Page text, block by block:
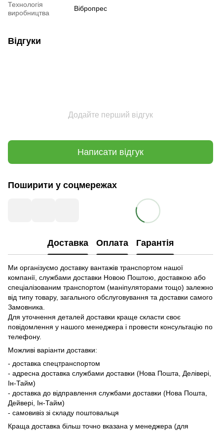
Технологія
виробництва
Вібропрес
Відгуки
Додайте перший відгук
Написати відгук
Поширити у соцмережах
Доставка Оплата Гарантія
Ми організуємо доставку вантажів транспортом нашої
компанії, службами доставки Новою Поштою, доставкою або
спеціалізованим транспортом (маніпуляторами тощо) залежно
від типу товару, загального обслуговування та доставки самого
Замовника.
Для уточнення деталей доставки краще скласти своє
повідомлення у нашого менеджера і провести консультацію по
телефону.
Можливі варіанти доставки:
- доставка спецтранспортом
- адресна доставка службами доставки (Нова Пошта, Делівері,
Ін-Тайм)
- доставка до відправлення службами доставки (Нова Пошта,
Дейвері, Ін-Тайм)
- самовивіз зі складу поштовальця
Краща доставка більш точно вказана у менеджера (для